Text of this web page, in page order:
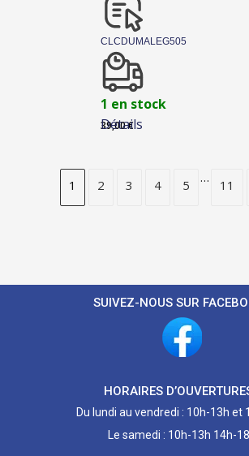
Détails
CLCDUMALEG505
1 en stock
39,00€
1 2 3 4 5 … 11
SUIVEZ-NOUS SUR
HORAIRES
Du lundi au vendredi : 10h-13h et
Le samedi : 10h-13h 14h-